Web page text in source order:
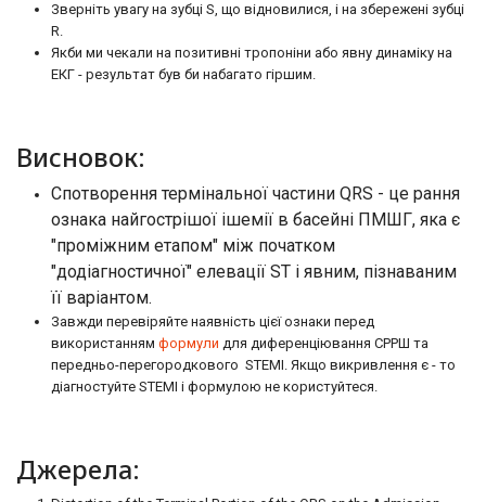
Зверніть увагу на зубці S, що відновилися, і на збережені зубці
R.
Якби ми чекали на позитивні тропоніни або явну динаміку на
ЕКГ - результат був би набагато гіршим.
Висновок:
Спотворення термінальної частини QRS - це рання
ознака найгострішої ішемії в басейні ПМШГ, яка є
"проміжним етапом" між початком
"додіагностичної" елевації ST і явним, пізнаваним
її варіантом.
Завжди перевіряйте наявність цієї ознаки перед
використанням формули для диференціювання СРРШ та
передньо-перегородкового STEMI. Якщо викривлення є - то
діагностуйте STEMI і формулою не користуйтеся.
Джерела: